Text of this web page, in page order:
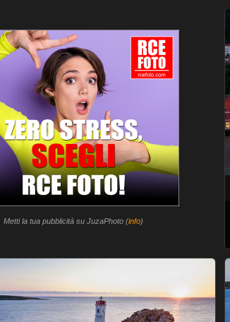
Metti la tua pubblicità su JuzaPhoto (info)